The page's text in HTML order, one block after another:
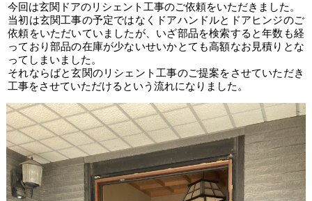
今回は玄関ドアのリシェント工事のご依頼をいただきました。
当初は玄関工事の予定ではなくドアハンドルとドアヒンジのご
依頼をいただいていましたが、いざ部品を検索すると年数も経
っており部品の在庫が少ないせいかとても高額なお見積りとな
ってしまいました。
それならばと玄関のリシェント工事のご提案をさせていただき
工事をさせていただけるという流れになりました。